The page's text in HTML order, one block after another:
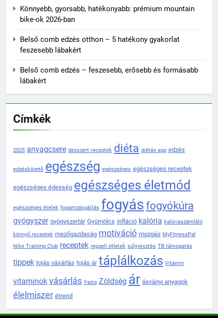
Könnyebb, gyorsabb, hatékonyabb: prémium mountain
bike-ok 2026-ban
Belső comb edzés otthon – 5 hatékony gyakorlat
feszesebb lábakért
Belső comb edzés – feszesebb, erősebb és formásabb
lábakért
Címkék
2025 anyagcsere desszert receptek diéta diétás app edzés
edzéskövető egészség egészséges egészséges receptek
egészséges édesség egészséges életmód
egészséges ételek fogamzásgátlás fogyás fogyókúra
gyógyszer gyógyszertár Gyümölcs infláció kalória kalóriaszámláló
könnyű receptek mezőgazdaság motiváció mozgás MyFitnessPal
Nike Training Club receptek reggeli ötletek súlyvesztés TB támogatás
tippek tojás vásárlás tojás ár táplálkozás Vitamin
vitaminok vásárlás Yazio Zöldség ár ásványi anyagok
élelmiszer étrend